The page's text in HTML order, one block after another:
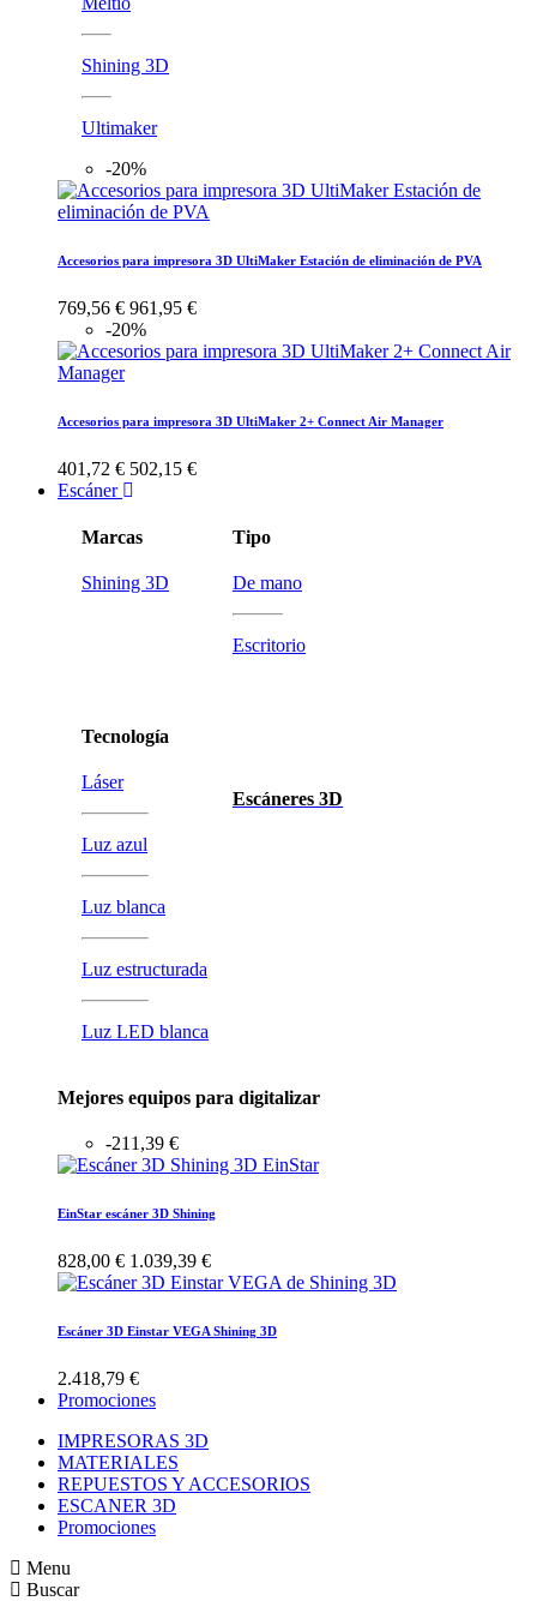
Shining 3D
Ultimaker
-20%
Accesorios para impresora 3D UltiMaker Estación de eliminación de PVA
769,56 € 961,95 €
-20%
Accesorios para impresora 3D UltiMaker 2+ Connect Air Manager
401,72 € 502,15 €
Escáner
Marcas
Shining 3D
Tecnología
Láser
Luz azul
Luz blanca
Luz estructurada
Luz LED blanca
Tipo
De mano
Escritorio
Escáneres 3D
Mejores equipos para digitalizar
-211,39 €
EinStar escáner 3D Shining
828,00 € 1.039,39 €
Escáner 3D Einstar VEGA Shining 3D
2.418,79 €
Promociones
IMPRESORAS 3D
MATERIALES
REPUESTOS Y ACCESORIOS
ESCANER 3D
Promociones
Menu
Buscar